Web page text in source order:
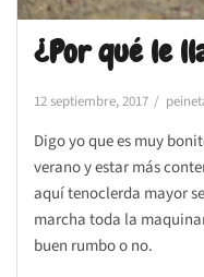
¿Por qué le
12 septiembre, 2017
Digo yo que es muy
verano y estar más
aquí tenoclerda mayor
marcha toda la
buen rumbo o no.